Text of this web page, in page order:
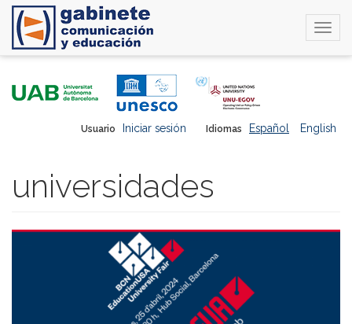
Idiomas Español English
Usuario Iniciar sesión
universidades